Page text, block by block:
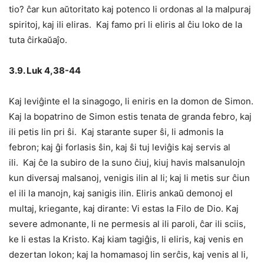
tio? ĉar kun aŭtoritato kaj potenco li ordonas al la malpuraj
spiritoj, kaj ili eliras. Kaj famo pri li eliris al ĉiu loko de la
tuta ĉirkaŭaĵo.
3.9. Luk 4,38-44
Kaj leviĝinte el la sinagogo, li eniris en la domon de Simon.
Kaj la bopatrino de Simon estis tenata de granda febro, kaj
ili petis lin pri ŝi. Kaj starante super ŝi, li admonis la
febron; kaj ĝi forlasis ŝin, kaj ŝi tuj leviĝis kaj servis al
ili. Kaj ĉe la subiro de la suno ĉiuj, kiuj havis malsanulojn
kun diversaj malsanoj, venigis ilin al li; kaj li metis sur ĉiun
el ili la manojn, kaj sanigis ilin. Eliris ankaŭ demonoj el
multaj, kriegante, kaj dirante: Vi estas la Filo de Dio. Kaj
severe admonante, li ne permesis al ili paroli, ĉar ili sciis,
ke li estas la Kristo. Kaj kiam tagiĝis, li eliris, kaj venis en
dezertan lokon; kaj la homamasoj lin serĉis, kaj venis al li,